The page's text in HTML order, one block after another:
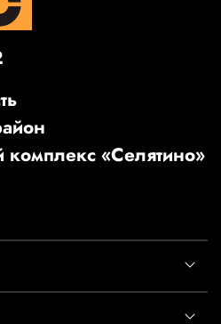
комплекс «Селятино»